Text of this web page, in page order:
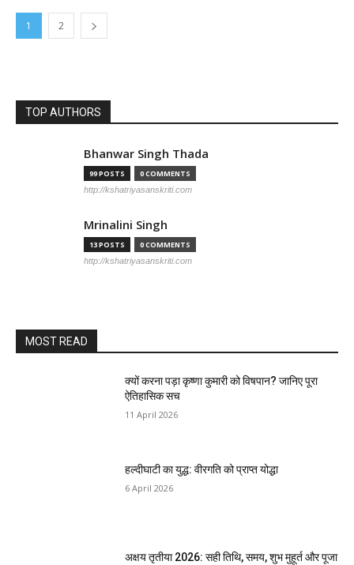
1 2
TOP AUTHORS
Bhanwar Singh Thada
99 POSTS 0 COMMENTS
http://kshatriyasanskriti.com
Mrinalini Singh
13 POSTS 0 COMMENTS
http://kshatriyasanskriti.com
MOST READ
क्यों करना पड़ा कृष्णा कुमारी को विषपान? जानिए पूरा
ऐतिहासिक सच
11 April 2026
हल्दीघाटी का युद्ध: वीरगति को प्राप्त योद्धा
6 April 2026
अक्षय तृतीया 2026: सही तिथि, समय, शुभ मुहूर्त और पूजा